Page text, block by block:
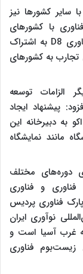
سایر کشورها نیز
با کشورهای
اسلامی در حال توسعه، در قالب شبکه تبادل فناوری D8 به اشتراک
تجارب به کشورهای
الزامات توسعه
پیشنهاد ایجاد
به دبیرخانه این
مانند نمایشگاه
دوره‌های مختلف
و فناوری
فناوری پردیس
نوآوری ایران
غرب آسیا است و
فناوری